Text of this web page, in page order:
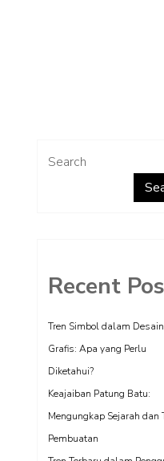
Search
Recent
Tren Simbol dalam Desain
Grafis: Apa yang Perlu
Diketahui?
Keajaiban Patung Batu:
Mengungkap Sejarah dan
Pembuatan